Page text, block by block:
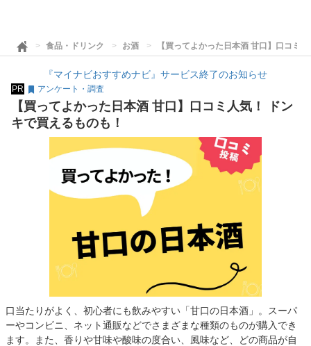
食品・ドリンク お酒 【買ってよかった日本酒 甘口】口コミ
『マイナビおすすめナビ』サービス終了のお知らせ
PR アンケート・調査
【買ってよかった日本酒 甘口】口コミ人気！ ドン
キで買えるものも！
口当たりがよく、初心者にも飲みやすい「甘口の日本酒」。スーパ
ーやコンビニ、ネット通販などでさまざまな種類のものが購入でき
ます。また、香りや甘味や酸味の度合い、風味など、どの商品が自